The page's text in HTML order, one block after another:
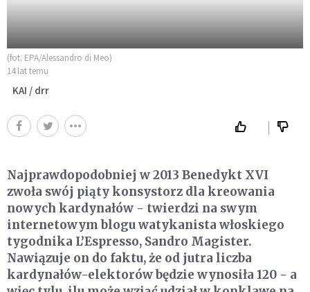
(fot. EPA/Alessandro di Meo)
14 lat temu
KAI / drr
Najprawdopodobniej w 2013 Benedykt XVI
zwoła swój piąty konsystorz dla kreowania
nowych kardynałów - twierdzi na swym
internetowym blogu watykanista włoskiego
tygodnika L’Espresso, Sandro Magister.
Nawiązuje on do faktu, że od jutra liczba
kardynałów-elektorów będzie wynosiła 120 - a